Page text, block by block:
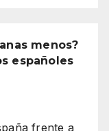
menos?
españoles
frente a